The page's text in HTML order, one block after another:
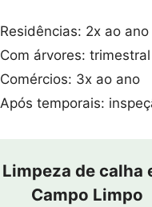
Residências: 2x ao ano
Com árvores: trimestral
Comércios: 3x ao ano
Após temporais:
Limpeza de calha
Campo Limpo